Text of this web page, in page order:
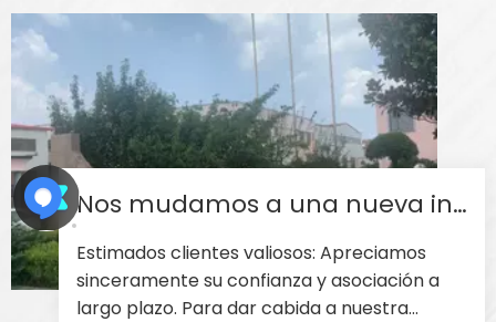
Nos mudamos a una nueva instalación más grande en agosto de 2025
Estimados clientes valiosos: Apreciamos
sinceramente su confianza y asociación a
largo plazo. Para dar cabida a nuestra